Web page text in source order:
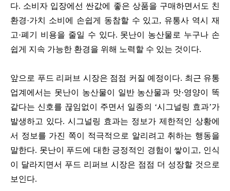
다. 소비자 입장에선 싼값에 좋은 상품을 구매하면서도 친
환경·가치 소비에 손쉽게 동참할 수 있고, 유통사 역시 재
고·폐기 비용을 줄일 수 있다. 못난이 농산물로 누구나 손
쉽게 지속 가능한 환경을 위해 노력할 수 있는 것이다.
앞으로 푸드 리퍼브 시장은 점점 커질 예정이다. 최근 유통
업계에서는 못난이 농산물이 일반 농산물과 맛·영양이 똑
같다는 신호를 끊임없이 주면서 일종의 ‘시그널링 효과’가
발생하고 있다. 시그널링 효과는 정보가 제한적인 상황에
서 정보를 가진 쪽이 적극적으로 알리려고 취하는 행동을
말한다. 못난이 푸드에 대한 긍정적인 경험이 쌓이고, 인식
이 달라지면서 푸드 리퍼브 시장은 점점 더 성장할 것으로
보인다.